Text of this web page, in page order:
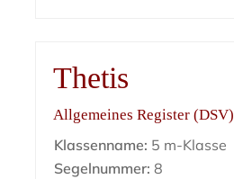
Thetis
Allgemeines Register (DSV)
Klassenname: 5 m-Klasse
Segelnummer: 8